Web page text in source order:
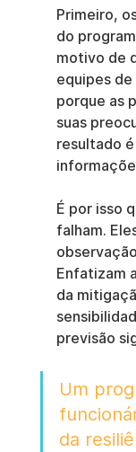
Primeiro,
do
motivo de
equipes
porque as
suas
resultado
É por isso
falham.
Enfatizam
da
previsão
Um
da